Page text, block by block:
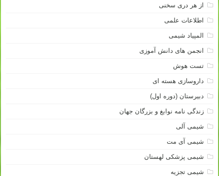
از هر دری سخنی
اطلاعات علمی
المپیاد شیمی
انجمن های دانش آموزی
تست هوش
داروسازی هسته ای
دبیرستان (دوره اول)
زندگی نامه نوابغ و بزرگان جهان
شیمی آلی
شیمی آی مت
شیمی پزشکی لهستان
شیمی تجزیه